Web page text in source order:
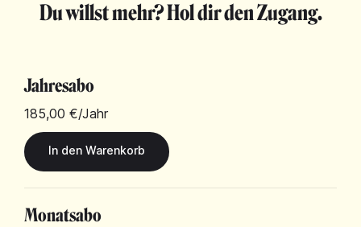
Du willst mehr? Hol dir den Zugang.
Jahresabo
185,00 €/Jahr
Monatsabo